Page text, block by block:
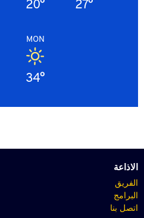
27°
20°
MON
34°
الاذاعة
الفريق
البرامج
اتصل بنا